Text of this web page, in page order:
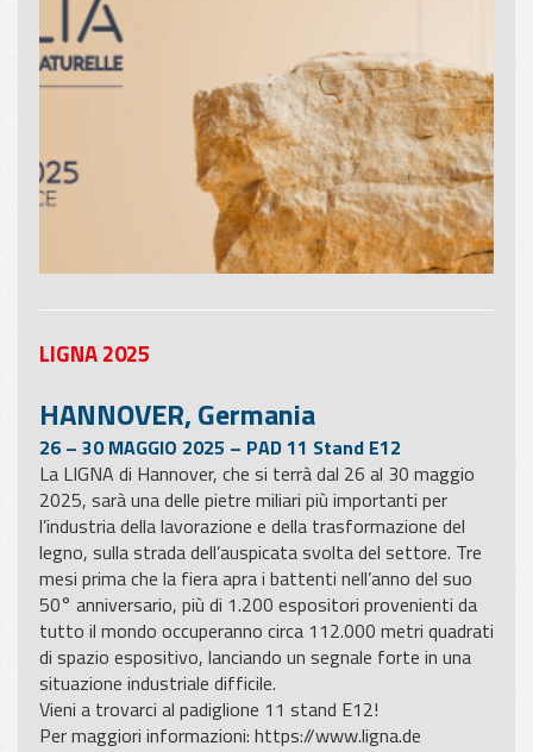
LIGNA 2025
HANNOVER, Germania
26 – 30 MAGGIO 2025 – PAD 11 Stand E12
La LIGNA di Hannover, che si terrà dal 26 al 30 maggio
2025, sarà una delle pietre miliari più importanti per
l’industria della lavorazione e della trasformazione del
legno, sulla strada dell’auspicata svolta del settore. Tre
mesi prima che la fiera apra i battenti nell’anno del suo
50° anniversario, più di 1.200 espositori provenienti da
tutto il mondo occuperanno circa 112.000 metri quadrati
di spazio espositivo, lanciando un segnale forte in una
situazione industriale difficile.
Vieni a trovarci al padiglione 11 stand E12!
Per maggiori informazioni: https://www.ligna.de